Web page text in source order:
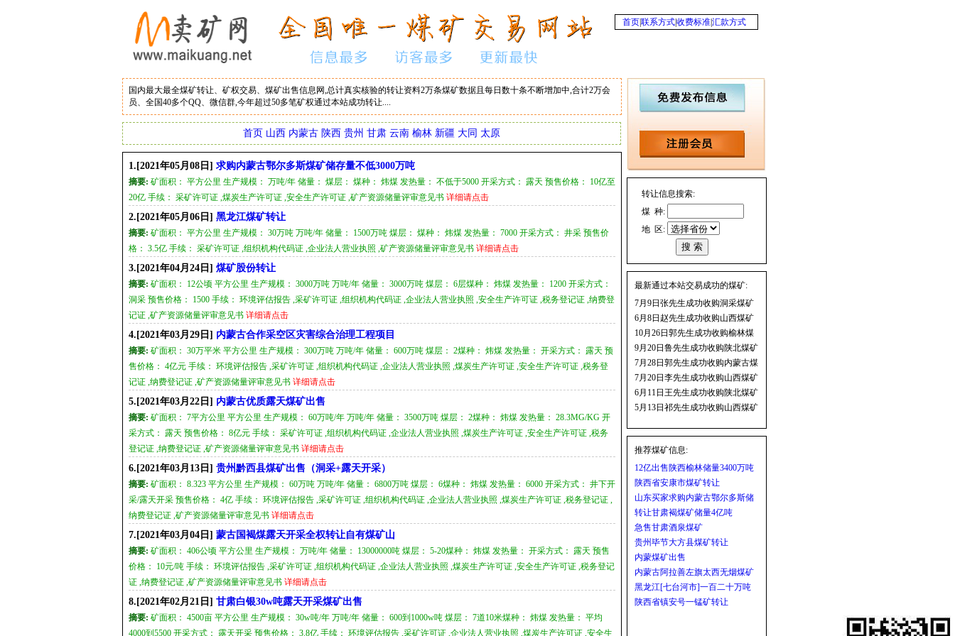
首页联系方式收费标准汇款方式
国内最大最全煤矿转让、矿权交易、煤矿出售信息网,总计真实核验的转让资料2万条煤矿数据且每日数十条不断增加中,合计2万会
员、全国40多个QQ、微信群,今年超过50多笔矿权通过本站成功转让....
首页 山西 内蒙古 陕西 贵州 甘肃 云南 榆林 新疆 大同 太原
1.[2021年05月08日] 求购内蒙古鄂尔多斯煤矿储存量不低3000万吨
摘要: 矿面积： 平方公里 生产规模： 万吨/年 储量： 煤层： 煤种： 炜煤 发热量： 不低于5000 开采方式： 露天 预售价格： 10亿至
20亿 手续： 采矿许可证 ,煤炭生产许可证 ,安全生产许可证 ,矿产资源储量评审意见书 详细请点击
2.[2021年05月06日] 黑龙江煤矿转让
摘要: 矿面积： 平方公里 生产规模： 30万吨 万吨/年 储量： 1500万吨 煤层： 煤种： 炜煤 发热量： 7000 开采方式： 井采 预售价
格： 3.5亿 手续： 采矿许可证 ,组织机构代码证 ,企业法人营业执照 ,矿产资源储量评审意见书 详细请点击
3.[2021年04月24日] 煤矿股份转让
摘要: 矿面积： 12公顷 平方公里 生产规模： 3000万吨 万吨/年 储量： 3000万吨 煤层： 6层煤种： 炜煤 发热量： 1200 开采方式：
洞采 预售价格： 1500 手续： 环境评估报告 ,采矿许可证 ,组织机构代码证 ,企业法人营业执照 ,安全生产许可证 ,税务登记证 ,纳费登
记证 ,矿产资源储量评审意见书 详细请点击
4.[2021年03月29日] 内蒙古合作采空区灾害综合治理工程项目
摘要: 矿面积： 30万平米 平方公里 生产规模： 300万吨 万吨/年 储量： 600万吨 煤层： 2煤种： 炜煤 发热量： 开采方式： 露天 预
售价格： 4亿元 手续： 环境评估报告 ,采矿许可证 ,组织机构代码证 ,企业法人营业执照 ,煤炭生产许可证 ,安全生产许可证 ,税务登
记证 ,纳费登记证 ,矿产资源储量评审意见书 详细请点击
5.[2021年03月22日] 内蒙古优质露天煤矿出售
摘要: 矿面积： 7平方公里 平方公里 生产规模： 60万吨/年 万吨/年 储量： 3500万吨 煤层： 2煤种： 炜煤 发热量： 28.3MG/KG 开
采方式： 露天 预售价格： 8亿元 手续： 采矿许可证 ,组织机构代码证 ,企业法人营业执照 ,煤炭生产许可证 ,安全生产许可证 ,税务
登记证 ,纳费登记证 ,矿产资源储量评审意见书 详细请点击
6.[2021年03月13日] 贵州黔西县煤矿出售（洞采+露天开采）
摘要: 矿面积： 8.323 平方公里 生产规模： 60万吨 万吨/年 储量： 6800万吨 煤层： 6煤种： 炜煤 发热量： 6000 开采方式： 井下开
采/露天开采 预售价格： 4亿 手续： 环境评估报告 ,采矿许可证 ,组织机构代码证 ,企业法人营业执照 ,煤炭生产许可证 ,税务登记证 ,
纳费登记证 ,矿产资源储量评审意见书 详细请点击
7.[2021年03月04日] 蒙古国褐煤露天开采全权转让自有煤矿山
摘要: 矿面积： 406公顷 平方公里 生产规模： 万吨/年 储量： 13000000吨 煤层： 5-20煤种： 炜煤 发热量： 开采方式： 露天 预售
价格： 10元/吨 手续： 环境评估报告 ,采矿许可证 ,组织机构代码证 ,企业法人营业执照 ,煤炭生产许可证 ,安全生产许可证 ,税务登记
证 ,纳费登记证 ,矿产资源储量评审意见书 详细请点击
8.[2021年02月21日] 甘肃白银30w吨露天开采煤矿出售
摘要: 矿面积： 4500亩 平方公里 生产规模： 30w吨/年 万吨/年 储量： 600到1000w吨 煤层： 7道10米煤种： 炜煤 发热量： 平均
4000到5500 开采方式： 露天开采 预售价格： 3.8亿 手续： 环境评估报告 ,采矿许可证 ,企业法人营业执照 ,煤炭生产许可证 ,安全生
转让信息搜索:
煤 种:
地 区:
最新通过本站交易成功的煤矿:
7月9日张先生成功收购洞采煤矿
6月8日赵先生成功收购山西煤矿
10月26日郭先生成功收购榆林煤
矿
9月20日鲁先生成功收购陕北煤矿
7月28日郭先生成功收购内蒙古煤
矿
7月20日李先生成功收购山西煤矿
6月11日王先生成功收购陕北煤矿
5月13日祁先生成功收购山西煤矿
推荐煤矿信息:
12亿出售陕西榆林储量3400万吨
优质炼焦煤矿
陕西省安康市煤矿转让
山东买家求购内蒙古鄂尔多斯储
量不低于7000万吨煤矿权
转让甘肃褐煤矿储量4亿吨
急售甘肃酒泉煤矿
贵州毕节大方县煤矿转让
内蒙煤矿出售
内蒙古阿拉善左旗太西无烟煤矿
低价出售
黑龙江[七台河市]一百二十万吨
卖矿
陕西省镇安号一锰矿转让